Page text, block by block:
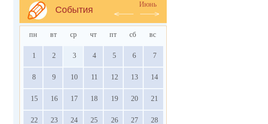
События
Июнь
пн вт ср чт пт сб вс
1 2 3 4 5 6 7
8 9 10 11 12 13 14
15 16 17 18 19 20 21
22 23 24 25 26 27 28